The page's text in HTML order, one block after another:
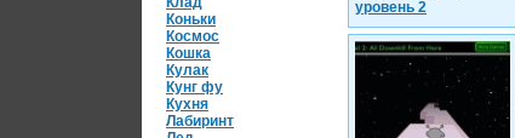
Коньки
Космос
Кошка
Кулак
Кунг фу
Кухня
Лабиринт
уровень 2